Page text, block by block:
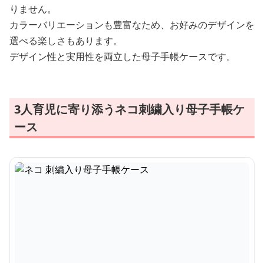
りません。
カラーバリエーションも豊富なため、お好みのデザインを
選べる楽しさもあります。
デザイン性と実用性を両立した母子手帳ケースです。
3人育児に寄り添うネコ刺繍入り母子手帳ケ
ース